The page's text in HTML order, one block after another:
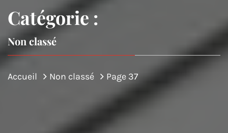
Catégorie :
Non classé
Accueil Non classé Page 37